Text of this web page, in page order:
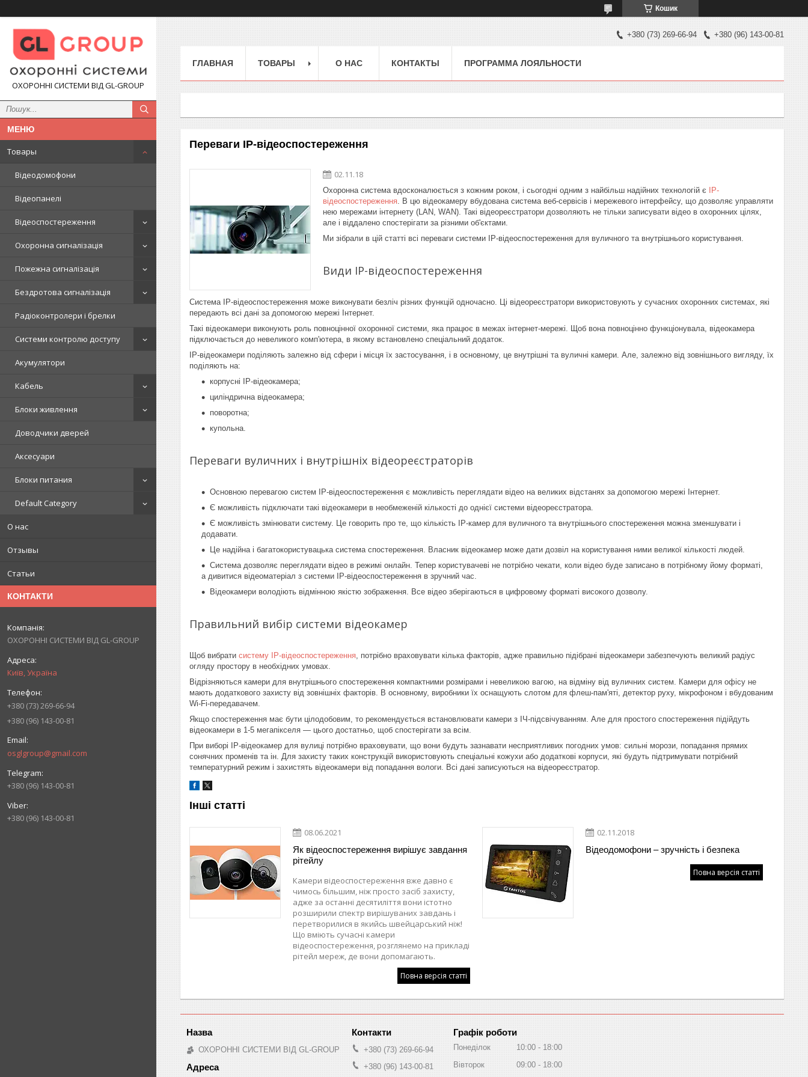
Кошик
ОХОРОННІ СИСТЕМИ ВІД GL-GROUP
Товары
Відеодомофони
Відеопанелі
Відеоспостереження
Охоронна сигналізація
Пожежна сигналізація
Бездротова сигналізація
Радіоконтролери і брелки
Системи контролю доступу
Акумулятори
Кабель
Блоки живлення
Доводчики дверей
Аксесуари
Блоки питания
Default Category
О нас
Отзывы
Статьи
КОНТАКТИ
ОХОРОННІ СИСТЕМИ ВІД GL-GROUP
Київ, Україна
+380 (73) 269-66-94
+380 (96) 143-00-81
osglgroup@gmail.com
+380 (96) 143-00-81
+380 (96) 143-00-81
+380 (73) 269-66-94 +380 (96) 143-00-81
ГЛАВНАЯ ТОВАРЫ О НАС КОНТАКТЫ ПРОГРАММА ЛОЯЛЬНОСТИ
Переваги IP-відеоспостереження
02.11.18
Охоронна система вдосконалюється з кожним роком, і сьогодні одним з найбільш надійних технологій є
IP-
відеоспостереження . В цю відеокамеру вбудована система веб-сервісів і мережевого інтерфейсу, що дозволяє управляти
нею мережами інтернету (LAN, WAN). Такі відеореєстратори дозволяють не тільки записувати відео в охоронних цілях,
але і віддалено спостерігати за різними об'єктами.
Ми зібрали в цій статті всі переваги системи IP-відеоспостереження для вуличного та внутрішнього користування.
Види IP-відеоспостереження
Система IP-відеоспостереження може виконувати безліч різних функцій одночасно. Ці відеореєстратори використовують у сучасних охоронних системах, які
передають всі дані за допомогою мережі Інтернет.
Такі відеокамери виконують роль повноцінної охоронної системи, яка працює в межах інтернет-мережі. Щоб вона повноцінно функціонувала, відеокамера
підключається до невеликого комп'ютера, в якому встановлено спеціальний додаток.
IP-відеокамери поділяють залежно від сфери і місця їх застосування, і в основному, це внутрішні та вуличні камери. Але, залежно від зовнішнього вигляду, їх
поділяють на:
корпусні IP-відеокамера;
циліндрична відеокамера;
поворотна;
купольна.
Переваги вуличних і внутрішніх відеореєстраторів
Основною перевагою систем IP-відеоспостереження є можливість переглядати відео на великих відстанях за допомогою мережі Інтернет.
Є можливість підключати такі відеокамери в необмеженій кількості до однієї системи відеореєстратора.
Є можливість змінювати систему. Це говорить про те, що кількість IP-камер для вуличного та внутрішнього спостереження можна зменшувати і
додавати.
Це надійна і багатокористувацька система спостереження. Власник відеокамер може дати дозвіл на користування ними великої кількості людей.
Система дозволяє переглядати відео в режимі онлайн. Тепер користувачеві не потрібно чекати, коли відео буде записано в потрібному йому форматі,
а дивитися відеоматеріал з системи IP-відеоспостереження в зручний час.
Відеокамери володіють відмінною якістю зображення. Все відео зберігаються в цифровому форматі високого дозволу.
Правильний вибір системи відеокамер
Щоб вибрати систему IP-відеоспостереження , потрібно враховувати кілька факторів, адже правильно підібрані відеокамери забезпечують великий радіус
огляду простору в необхідних умовах.
Відрізняються камери для внутрішнього спостереження компактними розмірами і невеликою вагою, на відміну від вуличних систем. Камери для офісу не
мають додаткового захисту від зовнішніх факторів. В основному, виробники їх оснащують слотом для флеш-пам'яті, детектор руху, мікрофоном і вбудованим
Wi-Fi-передавачем.
Якщо спостереження має бути цілодобовим, то рекомендується встановлювати камери з ІЧ-підсвічуванням. Але для простого спостереження підійдуть
відеокамери в 1-5 мегапікселя — цього достатньо, щоб спостерігати за всім.
При виборі IP-відеокамер для вулиці потрібно враховувати, що вони будуть зазнавати несприятливих погодних умов: сильні морози, попадання прямих
сонячних променів та ін. Для захисту таких конструкцій використовують спеціальні кожухи або додаткові корпуси, які будуть підтримувати потрібний
температурний режим і захистять відеокамери від попадання вологи. Всі дані записуються на відеореєстратор.
Інші статті
08.06.2021
Як відеоспостереження вирішує завдання
рітейлу
Камери відеоспостереження вже давно є
чимось більшим, ніж просто засіб захисту,
адже за останні десятиліття вони істотно
розширили спектр вирішуваних завдань і
перетворилися в якийсь швейцарський ніж!
Що вміють сучасні камери
відеоспостереження, розглянемо на прикладі
рітейл мереж, де вони допомагають.
Повна версія статті
02.11.2018
Відеодомофони – зручність і безпека
Повна версія статті
ОХОРОННІ СИСТЕМИ ВІД GL-GROUP
+380 (73) 269-66-94
+380 (96) 143-00-81
Графік роботи
Понеділок 10:00
18:00
Вівторок
09:00 18:00